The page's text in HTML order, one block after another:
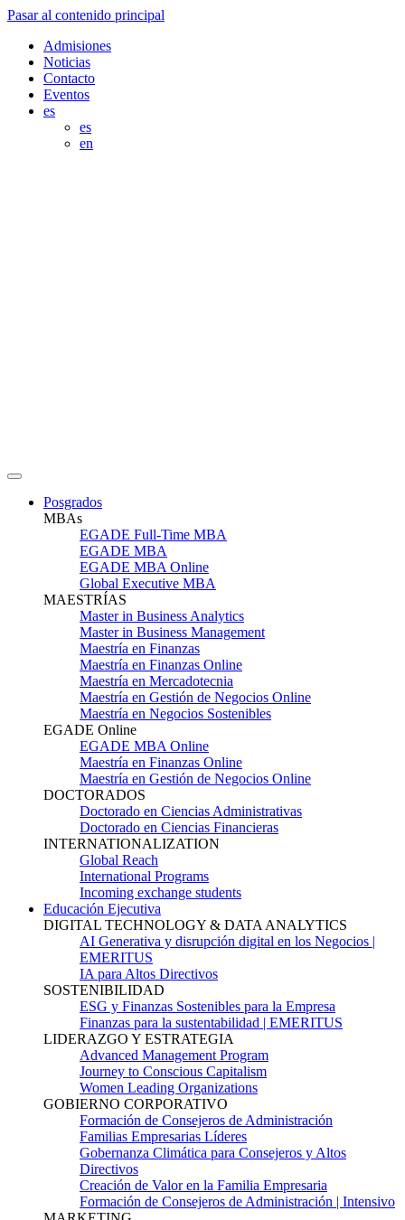
Pasar al contenido principal
Admisiones
Noticias
Contacto
Eventos
es
es
en
Posgrados
MBAs
EGADE Full-Time MBA
EGADE MBA
EGADE MBA Online
Global Executive MBA
MAESTRÍAS
Master in Business Analytics
Master in Business Management
Maestría en Finanzas
Maestría en Finanzas Online
Maestría en Mercadotecnia
Maestría en Gestión de Negocios Online
Maestría en Negocios Sostenibles
EGADE Online
EGADE MBA Online
Maestría en Finanzas Online
Maestría en Gestión de Negocios Online
DOCTORADOS
Doctorado en Ciencias Administrativas
Doctorado en Ciencias Financieras
INTERNATIONALIZATION
Global Reach
International Programs
Incoming exchange students
Educación Ejecutiva
DIGITAL TECHNOLOGY & DATA ANALYTICS
AI Generativa y disrupción digital en los Negocios |
EMERITUS
IA para Altos Directivos
SOSTENIBILIDAD
ESG y Finanzas Sostenibles para la Empresa
Finanzas para la sustentabilidad | EMERITUS
LIDERAZGO Y ESTRATEGIA
Advanced Management Program
Journey to Conscious Capitalism
Women Leading Organizations
GOBIERNO CORPORATIVO
Formación de Consejeros de Administración
Familias Empresarias Líderes
Gobernanza Climática para Consejeros y Altos
Directivos
Creación de Valor en la Familia Empresaria
Formación de Consejeros de Administración | Intensivo